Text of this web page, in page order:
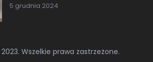
5 grudnia 2024
Wszelkie prawa zastrzeżone.